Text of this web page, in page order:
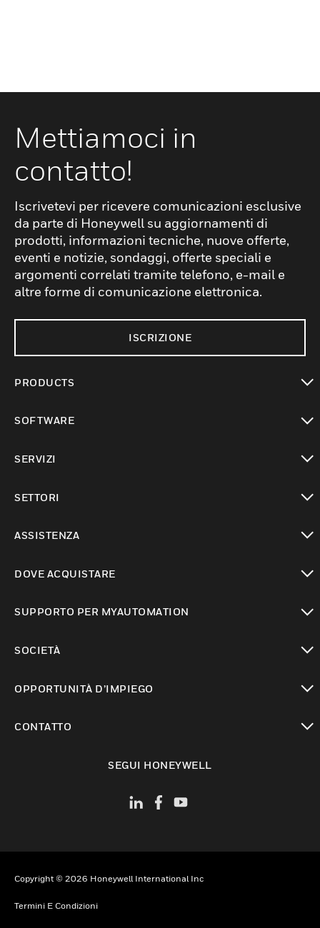
Mettiamoci in
contatto!
Iscrivetevi per ricevere comunicazioni esclusive
da parte di Honeywell su aggiornamenti di
prodotti, informazioni tecniche, nuove offerte,
eventi e notizie, sondaggi, offerte speciali e
argomenti correlati tramite telefono, e-mail e
altre forme di comunicazione elettronica.
ISCRIZIONE
PRODUCTS
SOFTWARE
SERVIZI
SETTORI
ASSISTENZA
DOVE ACQUISTARE
SUPPORTO PER MYAUTOMATION
SOCIETÀ
OPPORTUNITÀ D’IMPIEGO
CONTATTO
SEGUI HONEYWELL
Copyright © 2026 Honeywell International Inc
Termini E Condizioni